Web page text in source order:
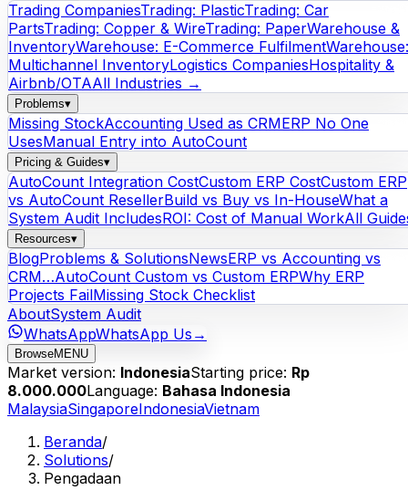
Trading CompaniesTrading: PlasticTrading: Car
PartsTrading: Copper & WireTrading: PaperWarehouse &
InventoryWarehouse: E-Commerce FulfilmentWarehouse:
Multichannel InventoryLogistics CompaniesHospitality &
Airbnb/OTAAll Industries →
Problems▾
Missing StockAccounting Used as CRMERP No One
UsesManual Entry into AutoCount
Pricing & Guides▾
AutoCount Integration CostCustom ERP CostCustom ERP
vs AutoCount ResellerBuild vs Buy vs In-HouseWhat a
System Audit IncludesROI: Cost of Manual WorkAll
Resources▾
BlogProblems & SolutionsNewsERP vs Accounting vs
CRM…AutoCount Custom vs Custom ERPWhy ERP
Projects FailMissing Stock Checklist
AboutSystem Audit
WhatsAppWhatsApp Us →
BrowseMENU
Market version: IndonesiaStarting price: Rp
8.000.000Language: Bahasa Indonesia
MalaysiaSingaporeIndonesiaVietnam
Beranda/
Solutions/
Pengadaan